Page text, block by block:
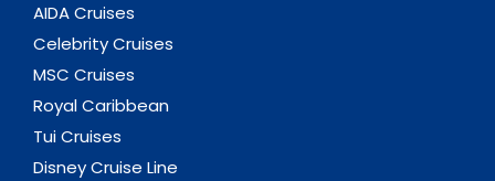
AIDA Cruises
Celebrity Cruises
MSC Cruises
Royal Caribbean
Tui Cruises
Disney Cruise Line